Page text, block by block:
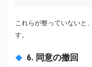
これらが整っていないと
す。
6. 同意の撤回